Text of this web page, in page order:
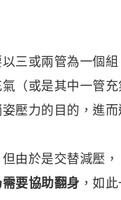
三或兩管為一個組
（或是其中一管
壓力的目的，進而
由於是交替減壓，
要協助翻身 ，如